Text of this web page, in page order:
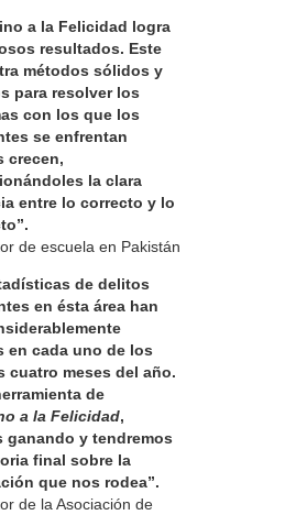
a la Felicidad logra
resultados. Este
métodos sólidos y
para resolver los
con los que los
se enfrentan
crecen,
la clara
entre lo correcto y lo
de escuela en Pakistán
de delitos
en ésta área han
en cada uno de los
cuatro meses del año.
de
a la Felicidad,
ganando y tendremos
final sobre la
que nos rodea”.
de la Asociación de